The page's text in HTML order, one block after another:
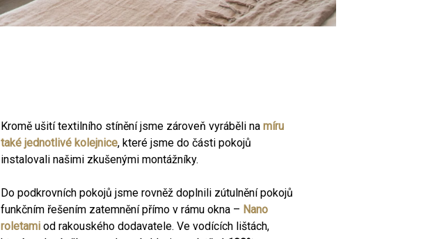
Kromě ušití textilního stínění jsme zároveň vyráběli na míru
také jednotlivé kolejnice, které jsme do části pokojů
instalovali našimi zkušenými montážníky.
Do podkrovních pokojů jsme rovněž doplnili zútulnění pokojů
funkčním řešením zatemnění přímo v rámu okna – Nano
roletami od rakouského dodavatele. Ve vodících lištách,